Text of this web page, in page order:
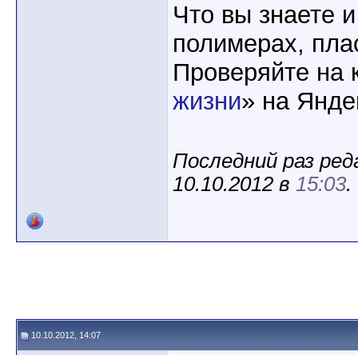
Что вы знаете
полимерах,
Проверяйте на
жизни» на
Последний раз
10.10.2012 в 15:03.
10.10.2012, 14:07